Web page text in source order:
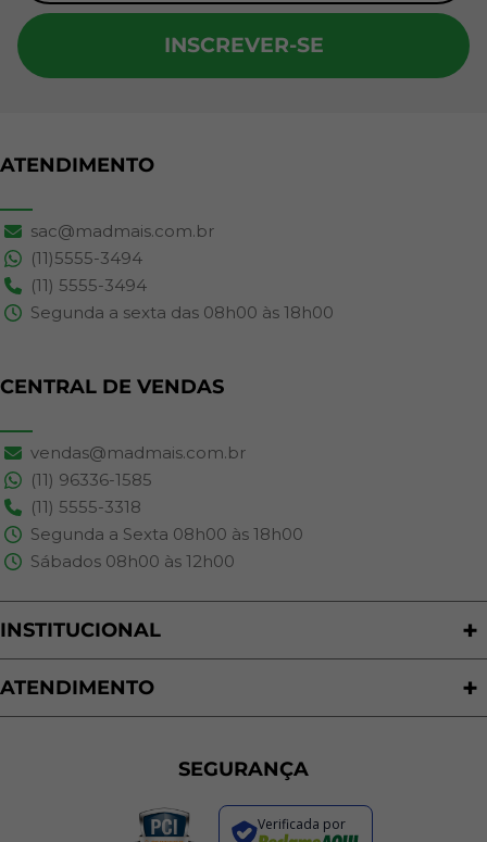
INSCREVER-SE
ATENDIMENTO
sac@madmais.com.br
(11)5555-3494
(11) 5555-3494
Segunda a sexta das 08h00 às 18h00
CENTRAL DE VENDAS
vendas@madmais.com.br
(11) 96336-1585
(11) 5555-3318
Segunda a Sexta 08h00 às 18h00
Sábados 08h00 às 12h00
INSTITUCIONAL
Quem Somos
Nossas Lojas
ATENDIMENTO
Política de Privacidade
Trocas e Devoluções
Regras de Promoções
SEGURANÇA
Verificada por